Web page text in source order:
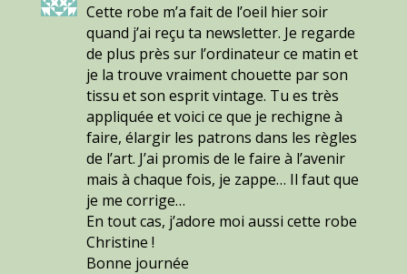
Cette robe m’a fait de l’oeil hier soir
quand j’ai reçu ta newsletter. Je regarde
de plus près sur l’ordinateur ce matin et
je la trouve vraiment chouette par son
tissu et son esprit vintage. Tu es très
appliquée et voici ce que je rechigne à
faire, élargir les patrons dans les règles
de l’art. J’ai promis de le faire à l’avenir
mais à chaque fois, je zappe… Il faut que
je me corrige…
En tout cas, j’adore moi aussi cette robe
Christine !
Bonne journée